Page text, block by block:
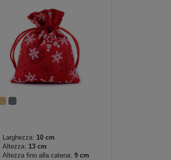
Larghezza: 10 cm
Altezza: 13 cm
Altezza fino alla catena: 9 cm